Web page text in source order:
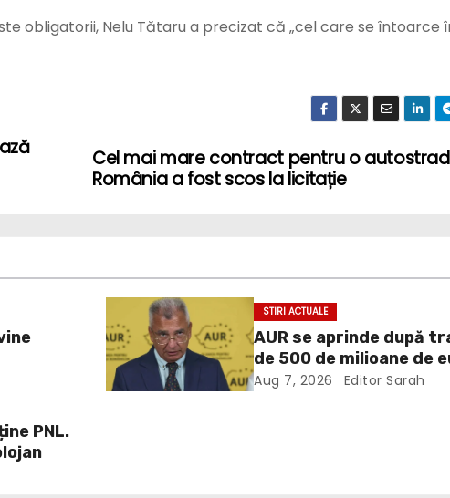
obligatorii, Nelu Tătaru a precizat că „cel care se întoarce
Cel mai mare contract pentru o
România a fost scos la licitație
STIRI ACTUALE
AUR se aprinde după
de 500 de milioane de
blocate de atacul la
Aug 7, 2026 Editor Sarah
PNL.